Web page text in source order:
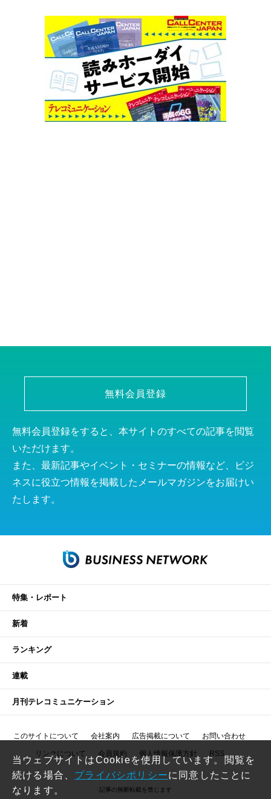
無料会員登録
無料会員登録をすると、本サイトのすべての記事を閲覧
いただけます。
また、最新記事やイベント・セミナーの情報など、ビジ
ネスに役立つ情報を掲載したメールマガジンをお届けい
たします。
特集・レポート
新着
ランキング
連載
月刊テレコミュニケーション
このサイトについて 会社案内 広告掲載について お問い合わせ
リンクについて 会員規約 個人情報保護方針 RSS
記事の無断転載を禁じます
当ウェブサイトはCookieを使用しています。閲覧を
続ける場合、 プライバシポリシーに同意したことに
なります。